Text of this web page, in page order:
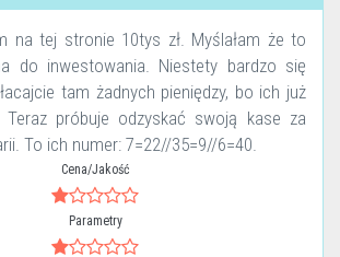
na tej stronie 10tys zł. Myślałam że to
do inwestowania. Niestety bardzo się
tam żadnych pieniędzy, bo ich już
Teraz próbuje odzyskać swoją kase za
To ich numer: 7=22//35=9//6=40.
Cena/Jakość
Parametry